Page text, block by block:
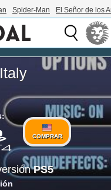
Spider-Man El Señor de los
COMPRAR
PS5